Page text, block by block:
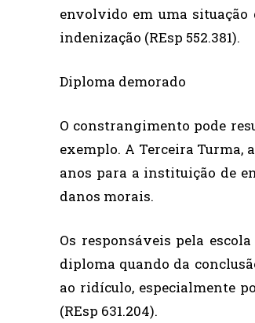
envolvido em uma situação
indenização (REsp 552.381).
Diploma demorado
O constrangimento pode
exemplo. A Terceira Turma,
anos para a instituição de
danos morais.
Os responsáveis pela
diploma quando da
ao ridículo, especialmente
(REsp 631.204).